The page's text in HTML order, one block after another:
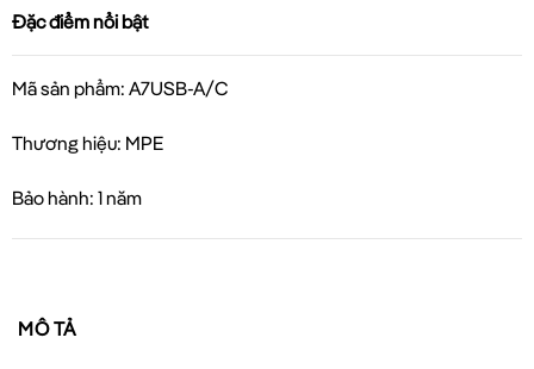
Đặc điểm nổi bật
Mã sản phẩm: A7USB-A/C
Thương hiệu: MPE
Bảo hành: 1 năm
MÔ TẢ